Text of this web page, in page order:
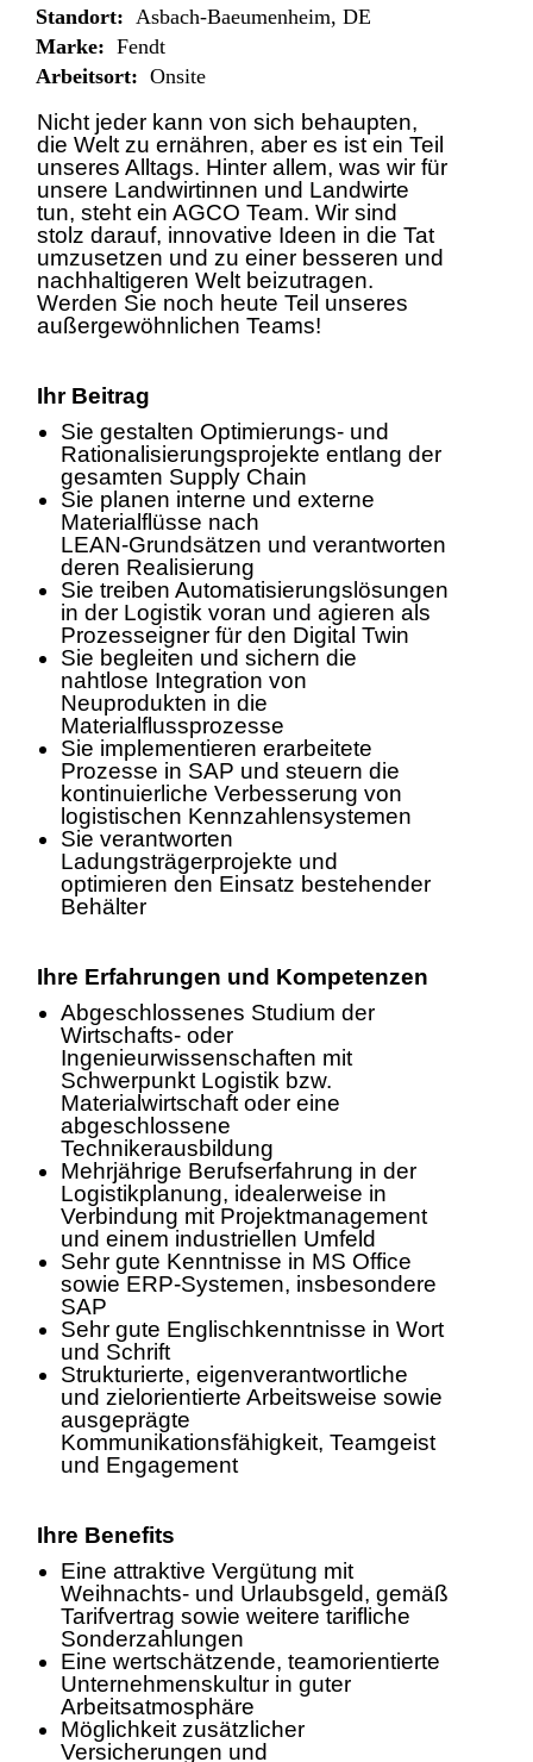
Standort: Asbach-Baeumenheim, DE
Marke: Fendt
Arbeitsort: Onsite
Nicht jeder kann von sich behaupten,
die Welt zu ernähren, aber es ist ein Teil
unseres Alltags. Hinter allem, was wir für
unsere Landwirtinnen und Landwirte
tun, steht ein AGCO Team. Wir sind
stolz darauf, innovative Ideen in die Tat
umzusetzen und zu einer besseren und
nachhaltigeren Welt beizutragen.
Werden Sie noch heute Teil unseres
außergewöhnlichen Teams!
Ihr Beitrag
Sie gestalten Optimierungs‑ und
Rationalisierungsprojekte entlang der
gesamten Supply Chain
Sie planen interne und externe
Materialflüsse nach
LEAN‑Grundsätzen und verantworten
deren Realisierung
Sie treiben Automatisierungslösungen
in der Logistik voran und agieren als
Prozesseigner für den Digital Twin
Sie begleiten und sichern die
nahtlose Integration von
Neuprodukten in die
Materialflussprozesse
Sie implementieren erarbeitete
Prozesse in SAP und steuern die
kontinuierliche Verbesserung von
logistischen Kennzahlensystemen
Sie verantworten
Ladungsträgerprojekte und
optimieren den Einsatz bestehender
Behälter
Ihre Erfahrungen und Kompetenzen
Abgeschlossenes Studium der
Wirtschafts‑ oder
Ingenieurwissenschaften mit
Schwerpunkt Logistik bzw.
Materialwirtschaft oder eine
abgeschlossene
Technikerausbildung
Mehrjährige Berufserfahrung in der
Logistikplanung, idealerweise in
Verbindung mit Projektmanagement
und einem industriellen Umfeld
Sehr gute Kenntnisse in MS Office
sowie ERP‑Systemen, insbesondere
SAP
Sehr gute Englischkenntnisse in Wort
und Schrift
Strukturierte, eigenverantwortliche
und zielorientierte Arbeitsweise sowie
ausgeprägte
Kommunikationsfähigkeit, Teamgeist
und Engagement
Ihre Benefits
Eine attraktive Vergütung mit
Weihnachts- und Urlaubsgeld, gemäß
Tarifvertrag sowie weitere tarifliche
Sonderzahlungen
Eine wertschätzende, teamorientierte
Unternehmenskultur in guter
Arbeitsatmosphäre
Möglichkeit zusätzlicher
Versicherungen und